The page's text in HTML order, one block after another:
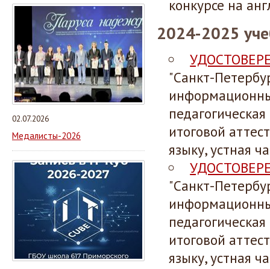
02.07.2026
Медалисты-2026
конкурсе на
2024-2025
"Санкт-
итоговой
языку, устная
"Санкт-
итоговой
языку, устная